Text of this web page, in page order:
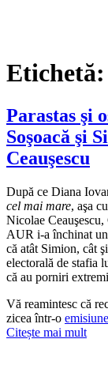
Etichetă:
Parastas şi
Soşoacă şi
Ceauşescu
După ce Diana
cel mai mare, aşa
Nicolae
AUR i-a închinat
că atât Simion, cât
electorală de stafia
că au porniri
Vă reamintesc că
zicea într-o
Citește mai mult